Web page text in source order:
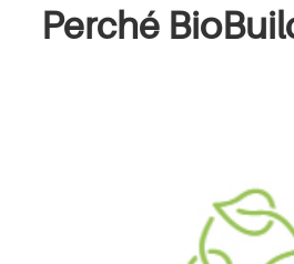
Perché